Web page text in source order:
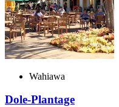
Wahiawa
Dole-Plantage